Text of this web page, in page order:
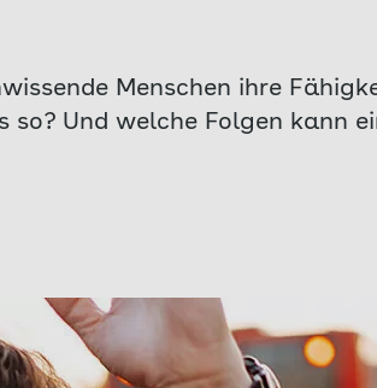
Menschen ihre
Und welche Folgen kann